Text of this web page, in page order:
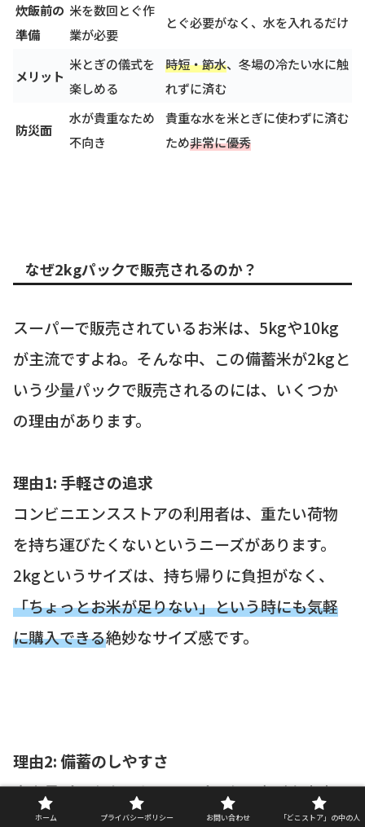
炊飯前の
準備
米を数回とぐ作
業が必要
とぐ必要がなく、水を入れるだけ
メリット
米とぎの儀式を
楽しめる
時短・節水、冬場の冷たい水に触
れずに済む
防災面
水が貴重なため
不向き
貴重な水を米とぎに使わずに済む
ため非常に優秀
なぜ2kgパックで販売されるのか？
スーパーで販売されているお米は、5kgや10kg
が主流ですよね。そんな中、この備蓄米が2kgと
いう少量パックで販売されるのには、いくつか
の理由があります。
理由1: 手軽さの追求
コンビニエンスストアの利用者は、重たい荷物
を持ち運びたくないというニーズがあります。
2kgというサイズは、持ち帰りに負担がなく、
「ちょっとお米が足りない」という時にも気軽
に購入できる絶妙なサイズ感です。
理由2: 備蓄のしやすさ
大容量パックよりも、2kgパックの方が家庭内で
保管する場所を選びません。狭いキッチンの隙
ホーム プライバシーポリシー お問い合わせ 「どこストア」の中の人